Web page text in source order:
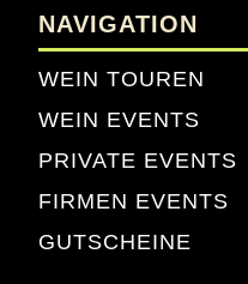
NAVIGATION
WEIN TOUREN
WEIN EVENTS
PRIVATE EVENTS
FIRMEN EVENTS
GUTSCHEINE